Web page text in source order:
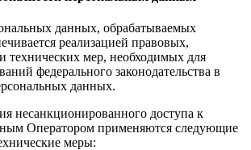
данных, обрабатываемых
реализацией правовых,
технических мер, необходимых для
федерального законодательства в
данных.
несанкционированного доступа к
Оператором применяются следующие
меры: